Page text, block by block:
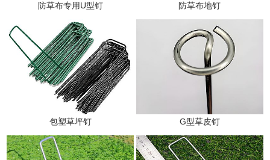
防草布专用U型钉 防草布地钉
包塑草坪钉 G型草皮钉